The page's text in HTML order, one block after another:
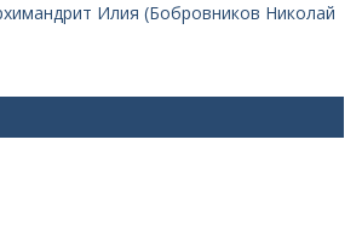
Илия (Бобровников Николай